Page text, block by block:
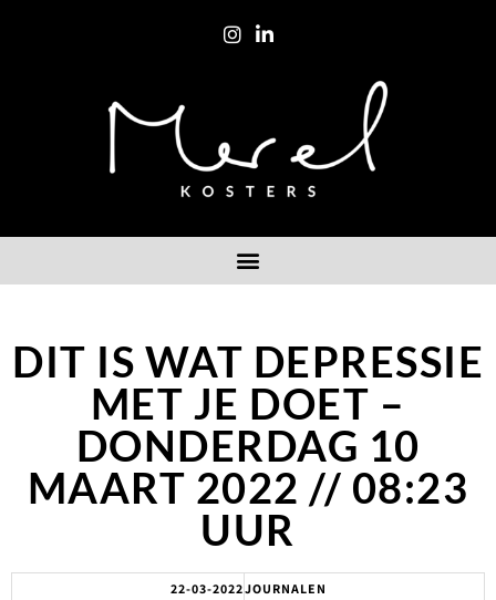
DIT IS WAT DEPRESSIE
MET JE DOET –
DONDERDAG 10
MAART 2022 // 08:23
UUR
22-03-2022JOURNALEN